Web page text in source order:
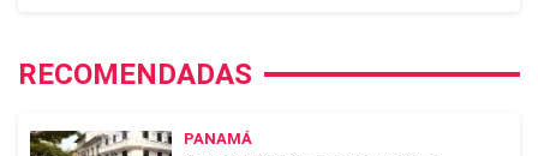
RECOMENDADAS
PANAMÁ